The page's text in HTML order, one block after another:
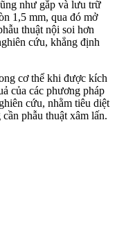
như gắp và lưu trữ
1,5 mm, qua đó mở
thuật nội soi hơn
cứu, khẳng định
c‌ơ th‌ể khi được kích
của các phương pháp
cứu, nhằm tiêu diệt
phẫu thuật xâ‌m lấ‌n.